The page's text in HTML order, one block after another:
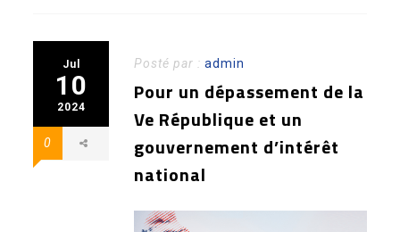
Jul
10
2024
0
Posté par :admin
Pour un dépassement de la
Ve République et un
gouvernement d’intérêt
national